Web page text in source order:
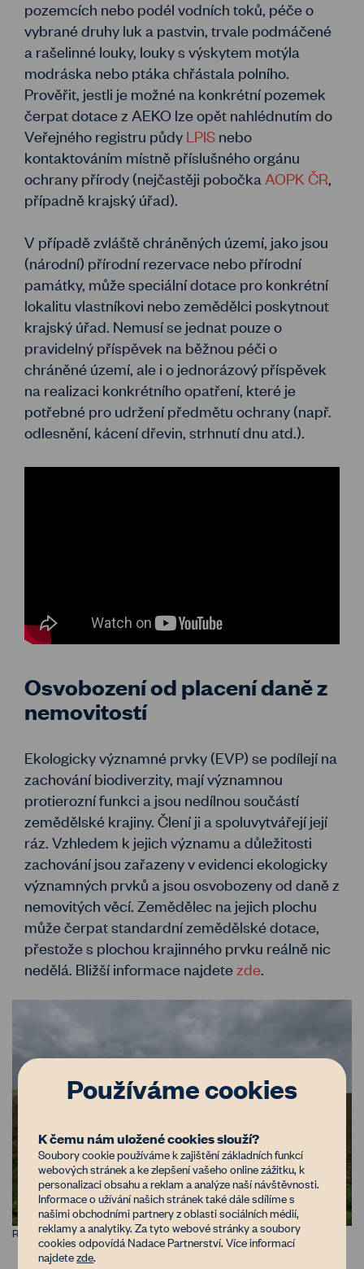
pozemcích nebo podél vodních toků, péče o
vybrané druhy luk a pastvin, trvale podmáčené
a rašelinné louky, louky s výskytem motýla
modráska nebo ptáka chřástala polního.
Prověřit, jestli je možné na konkrétní pozemek
čerpat dotace z AEKO lze opět nahlédnutím do
Veřejného registru půdy LPIS nebo
kontaktováním místně příslušného orgánu
ochrany přírody (nejčastěji pobočka AOPK ČR,
případně krajský úřad).
V případě zvláště chráněných území, jako jsou
(národní) přírodní rezervace nebo přírodní
památky, může speciální dotace pro konkrétní
lokalitu vlastníkovi nebo zemědělci poskytnout
krajský úřad. Nemusí se jednat pouze o
pravidelný příspěvek na běžnou péči o
chráněné území, ale i o jednorázový příspěvek
na realizaci konkrétního opatření, které je
potřebné pro udržení předmětu ochrany (např.
odlesnění, kácení dřevin, strhnutí dnu atd.).
Osvobození od placení daně z
nemovitostí
Ekologicky významné prvky (EVP) se podílejí na
zachování biodiverzity, mají významnou
protierozní funkci a jsou nedílnou součástí
zemědělské krajiny. Člení ji a spoluvytvářejí její
ráz. Vzhledem k jejich významu a důležitosti
zachování jsou zařazeny v evidenci ekologicky
významných prvků a jsou osvobozeny od daně z
nemovitých věcí. Zemědělec na jejich plochu
může čerpat standardní zemědělské dotace,
přestože s plochou krajinného prvku reálně nic
nedělá. Bližší informace najdetezde
Remízek mezi poli
Používáme cookies
K čemu nám uložené cookies slouží?
Soubory cookie používáme k zajištění základních funkcí
webových stránek a ke zlepšení vašeho online zážitku, k
personalizaci obsahu a reklam a analýze naší návštěvnosti.
Informace o užívání našich stránek také dále sdílíme s
našimi obchodními partnery z oblasti sociálních médií,
reklamy a analytiky. Za tyto webové stránky a soubory
cookies odpovídá Nadace Partnerství. Více informací
najdetezde.